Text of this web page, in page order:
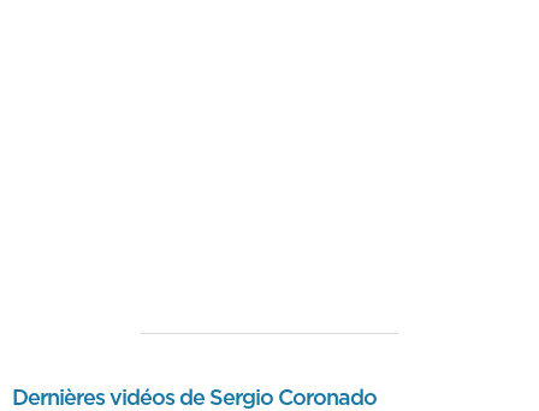
Dernières vidéos de Sergio Coronado